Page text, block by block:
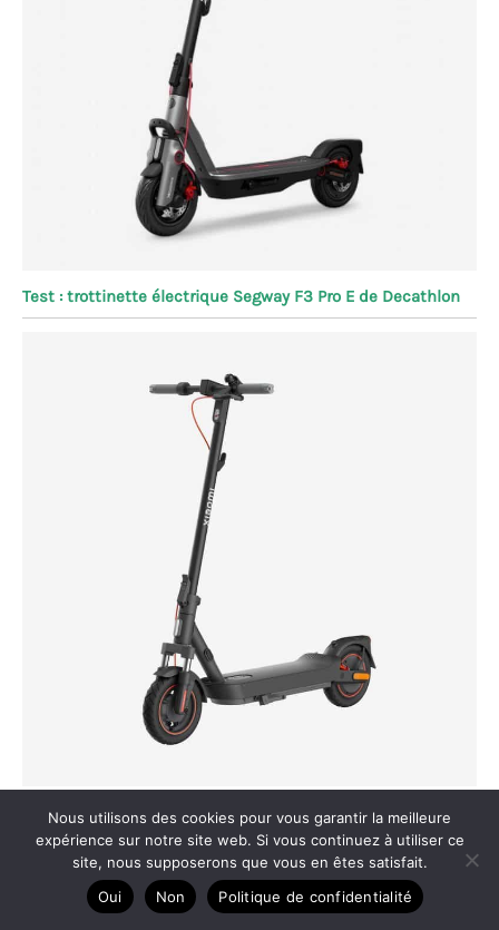
Test : trottinette électrique Segway F3 Pro E de Decathlon
Test de la trottinette électrique Xiaomi 5 Max par
Decathlon
Nous utilisons des cookies pour vous garantir la meilleure
expérience sur notre site web. Si vous continuez à utiliser ce
site, nous supposerons que vous en êtes satisfait.
Oui
Non Politique de confidentialité